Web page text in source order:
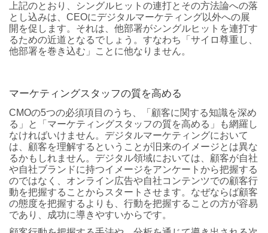
上記のとおり、シングルヒットの連打とその方法論への落
とし込みは、CEOにデジタルマーケティング以外への展
開を促します。それは、他部署がシングルヒットを連打す
るための近道となるでしょう。すなわち「サイロ尊重し、
他部署を巻き込む」ことに他なりません。
マーケティングスタッフの質を高める
CMOの5つの必須項目のうち、「顧客に関する知識を深め
る」と「マーケティングスタッフの質を高める」も網羅し
なければいけません。デジタルマーケティングにおいて
は、顧客を理解するということが旧来のイメージとは異な
るかもしれません。デジタル領域においては、顧客が自社
や自社ブランドに持つイメージをアンケートから把握する
のではなく、オンライン広告や自社コンテンツでの顧客行
動を把握することからスタートさせます。なぜならば顧客
の態度を把握するよりも、行動を把握することの方が容易
であり、成功に導きやすいからです。